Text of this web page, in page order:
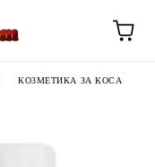
КОЗМЕТИКА ЗА КОСА